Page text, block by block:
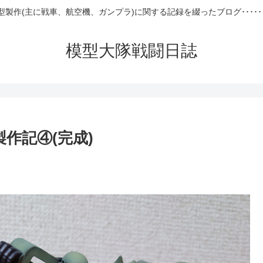
製作(主に戦車、航空機、ガンプラ)に関する記録を綴ったブログ･････
模型大隊戦闘日誌
作記④(完成)